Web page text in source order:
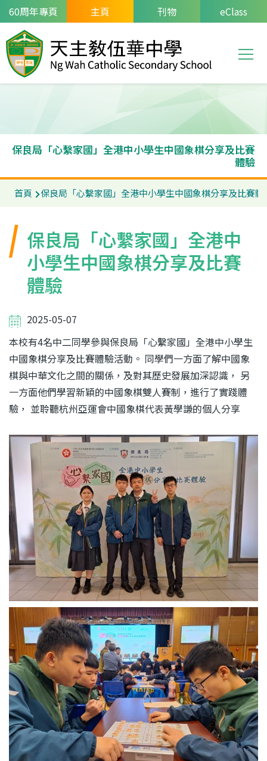
移至主內容
60周年專頁 主頁 刊物 eClass
Main
保良局「心繫家國」全港中小學生中國象棋分享及比賽
體驗
首頁 保良局「心繫家國」全港中小學生中國象棋分享及比賽體
保良局「心繫家國」全港中
小學生中國象棋分享及比賽
體驗
2025-05-07
本校有4名中二同學參與保良局「心繫家國」全港中小學生
中國象棋分享及比賽體驗活動。 同學們一方面了解中國象
棋與中華文化之間的關係，及對其歷史發展加深認識， 另
一方面他們學習新穎的中國象棋雙人賽制，進行了實踐體
驗， 並聆聽杭州亞運會中國象棋代表黃學謙的個人分享